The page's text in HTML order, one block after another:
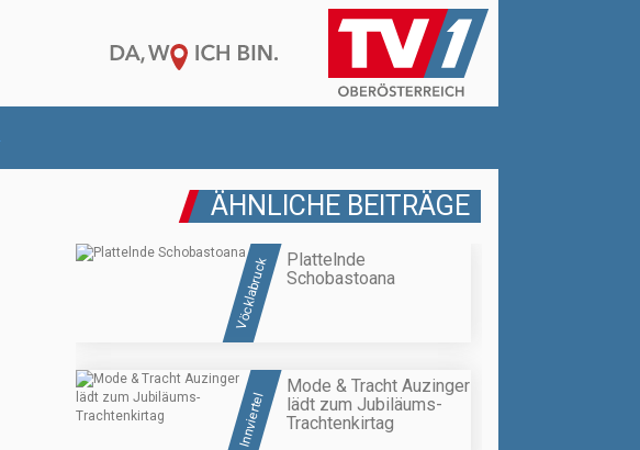
ÄHNLICHE BEITRÄGE
Vöcklabruck
Plattelnde
Schobastoana
Innviertel
Mode & Tracht Auzinger
lädt zum Jubiläums-
Trachtenkirtag